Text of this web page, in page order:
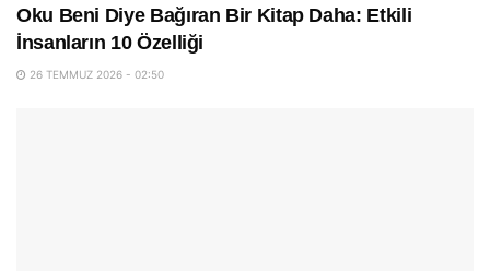
Oku Beni Diye Bağıran Bir Kitap Daha: Etkili
İnsanların 10 Özelliği
26 TEMMUZ 2026 - 02:50